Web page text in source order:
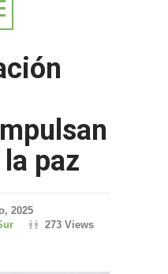
paz
2025
273 Views